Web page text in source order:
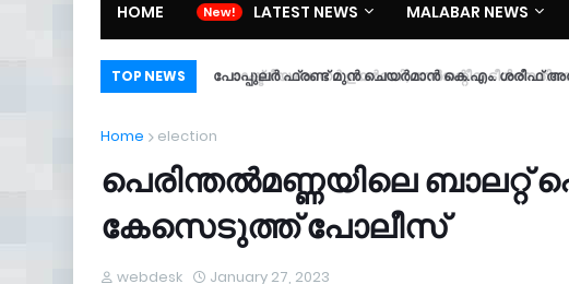
HOME LATEST NEWS MALABAR NEWS
TOP NEWS രാഷ്ട്രീയ ബാനർ ഉയർത്തി; അർജന്റീന
Home election
പെരിന്തല്‍മണ്ണയിലെ ബാലറ്റ്
കേസെടുത്ത് പോലീസ്
webdesk January 27, 2023